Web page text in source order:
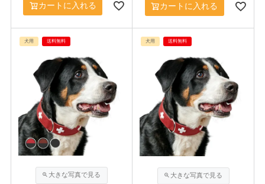
カートに入れる カートに入れる
犬用 送料無料 犬用 送料無料